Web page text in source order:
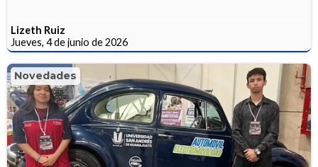
Lizeth Ruiz
Jueves, 4 de junio de 2026
Novedades